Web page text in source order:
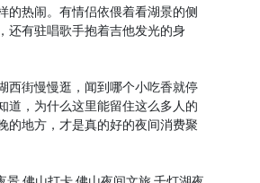
的热闹。有情侣依偎着看湖景的侧
还有驻唱歌手抱着吉他发光的身
西街慢慢逛，闻到哪个小吃香就停
道，为什么这里能留住这么多人的
的地方，才是真的好的夜间消费聚